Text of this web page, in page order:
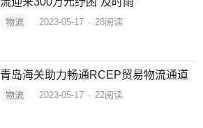
政银企合力化解小微企业头疼事 平实物
流迎来300万元纾困“及时雨”
青岛海关助力畅通RCEP贸易物流通道